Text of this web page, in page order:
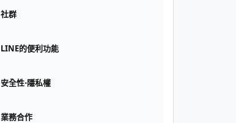
社群
LINE的便利功能
安全性⋅隱私權
業務合作